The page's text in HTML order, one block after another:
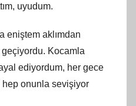
uyudum.
eniştem aklımdan
geçiyordu. Kocamla
ediyordum, her gece
hep onunla sevişiyor